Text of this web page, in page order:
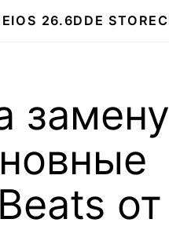
IOS 26.6DDE STORE
замену
от